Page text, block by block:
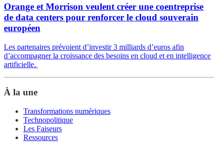
Orange et Morrison veulent créer une coentreprise
de data centers pour renforcer le cloud souverain
européen
Les partenaires prévoient d’investir 3 milliards d’euros afin
d’accompagner la croissance des besoins en cloud et en intelligence
artificielle.
À la une
Transformations numériques
Technopolitique
Les Faiseurs
Ressources